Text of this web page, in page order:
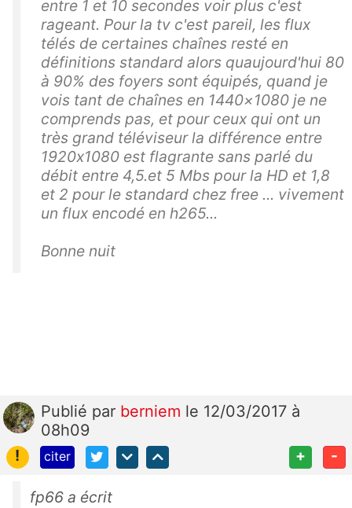
entre 1 et 10 secondes voir plus c'est
rageant. Pour la tv c'est pareil, les flux
télés de certaines chaînes resté en
définitions standard alors quaujourd'hui 80
à 90% des foyers sont équipés, quand je
vois tant de chaînes en 1440×1080 je ne
comprends pas, et pour ceux qui ont un
très grand téléviseur la différence entre
1920x1080 est flagrante sans parlé du
débit entre 4,5.et 5 Mbs pour la HD et 1,8
et 2 pour le standard chez free ... vivement
un flux encodé en h265...
Bonne nuit
Publié par berniem le 12/03/2017 à
08h09
!
citer + -
fp66 a écrit